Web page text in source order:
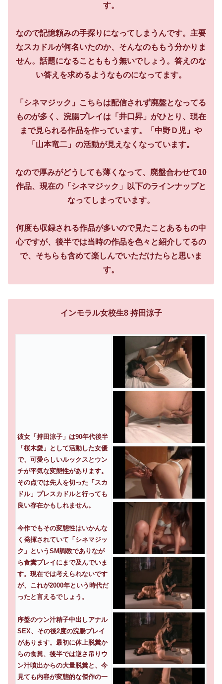
す。
なので記憶頼みの手探りになってしまうんです。主要
なスカドルが何名いたのか、そんなのももう分かりま
せん。話題になることももう無いでしょう。答えのな
い答えを求めるようなものになってます。
「シネマジック」こちらは配信されず廃盤となってる
ものが多く、浣腸プレイは「井口昇」がひとり、現在
まで見られる作品を作っています。「中野Ｄ児」や
「山本竜二」の活動が見えなくなっています。
なので厚みがどうしても薄くなって、廃盤合わせて10
作品、現在の「シネマジック」以下のラインナップと
なってしまっています。
何度も収録される作品が多いので見たことあるもの中
心ですが、後半では当時の作品を色々と紹介してるの
で、そちらも含めて楽しんでいただけたらと思いま
す。
インモラル女校生8 持田涼子
彼女「持田涼子」は90年代後半
「桜木愛」として活動した女優
で、可愛らしいルックスとウン
チが平気な変態性があります。
その点では先人を切った「スカ
ドル」プレスカドルと行っても
良い存在かもしれません。
今作でもその変態性はいかんな
く発揮されていて「シネマジッ
ク」というSM調教でありなが
ら食糞プレイにまで及んでいま
す。現在では考えられないです
が、これが2000年という時代だ
ったと言えるでしょう。
序盤のウン汁精子中出しアナル
SEX、その後2度の浣腸プレイ
があります。最初に体上脱糞か
らの食糞、後半では逆さ吊りウ
ン汁噴出からの大量脱糞と、今
見ても内容が変態的な傑作の一